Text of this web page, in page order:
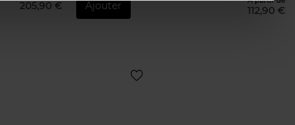
205,90 € Ajouter 112,90 €